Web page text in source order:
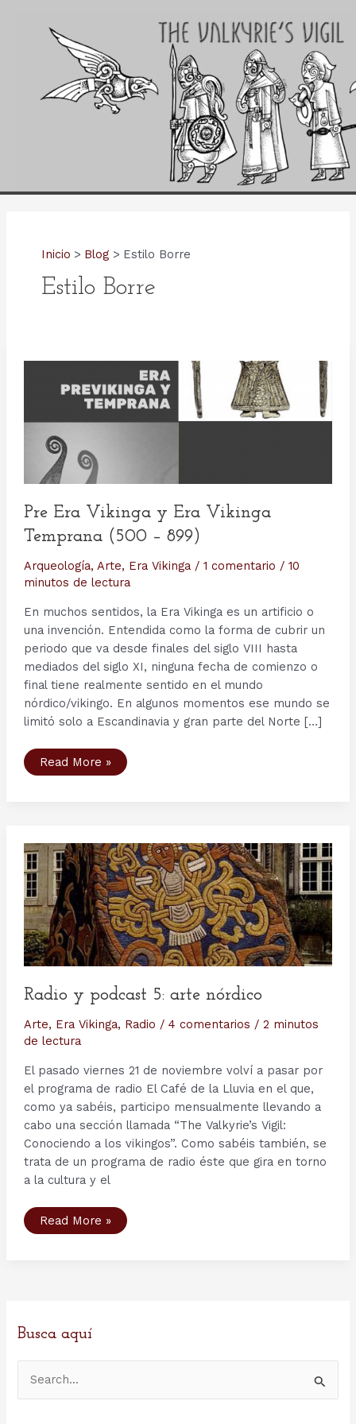
Inicio Blog Estilo Borre
Estilo Borre
Pre Era Vikinga y Era Vikinga
Temprana (500 – 899)
Arqueología, Arte, Era Vikinga/ 1 comentario / 10
minutos de lectura
En muchos sentidos, la Era Vikinga es un artificio o
una invención. Entendida como la forma de cubrir un
periodo que va desde finales del siglo VIII hasta
mediados del siglo XI, ninguna fecha de comienzo o
final tiene realmente sentido en el mundo
nórdico/vikingo. En algunos momentos ese mundo se
limitó solo a Escandinavia y gran parte del Norte […]
Pre
Era
–
899)
Read More »
Radio y podcast 5: arte nórdico
Arte, Era Vikinga, Radio / 4 comentarios / 2 minutos
de lectura
El pasado viernes 21 de noviembre volví a pasar por
el programa de radio El Café de la Lluvia en el que,
como ya sabéis, participo mensualmente llevando a
cabo una sección llamada “The Valkyrie’s Vigil:
Conociendo a los vikingos”. Como sabéis también, se
trata de un programa de radio éste que gira en torno
a la cultura y el
Radio
y
Read More »
Busca aquí